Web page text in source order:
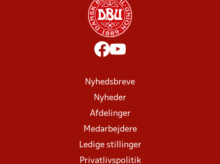
Nyhedsbreve
Nyheder
Afdelinger
Medarbejdere
Ledige stillinger
Privatlivspolitik